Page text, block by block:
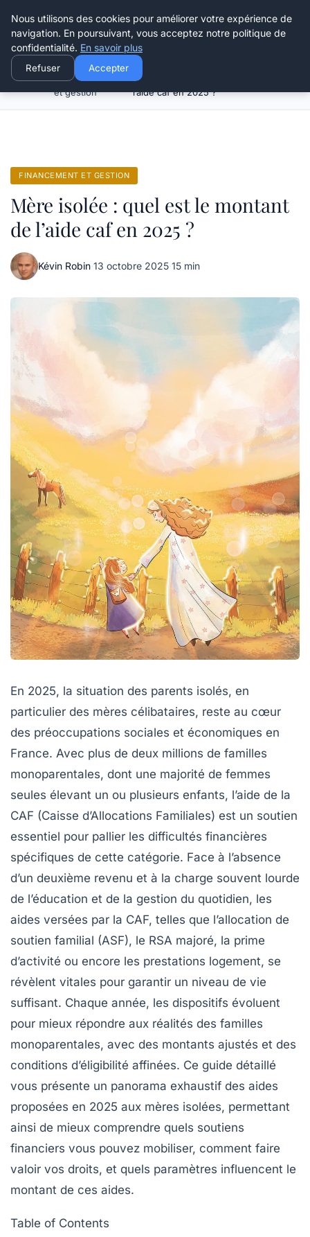
Henry Panky
Financement
et gestion
Mère isolée : quel est le montant de
l’aide caf en 2025 ?
FINANCEMENT ET GESTION
Mère isolée : quel est le montant
de l’aide caf en 2025 ?
Kévin Robin·13 octobre 2025·15 min
En 2025, la situation des parents isolés, en
particulier des mères célibataires, reste au cœur
des préoccupations sociales et économiques en
France. Avec plus de deux millions de familles
monoparentales, dont une majorité de femmes
seules élevant un ou plusieurs enfants, l’aide de la
CAF (Caisse d’Allocations Familiales) est un soutien
essentiel pour pallier les difficultés financières
spécifiques de cette catégorie. Face à l’absence
d’un deuxième revenu et à la charge souvent lourde
de l’éducation et de la gestion du quotidien, les
aides versées par la CAF, telles que l’allocation de
soutien familial (ASF), le RSA majoré, la prime
d’activité ou encore les prestations logement, se
révèlent vitales pour garantir un niveau de vie
suffisant. Chaque année, les dispositifs évoluent
pour mieux répondre aux réalités des familles
monoparentales, avec des montants ajustés et des
conditions d’éligibilité affinées. Ce guide détaillé
vous présente un panorama exhaustif des aides
proposées en 2025 aux mères isolées, permettant
ainsi de mieux comprendre quels soutiens
financiers vous pouvez mobiliser, comment faire
valoir vos droits, et quels paramètres influencent le
montant de ces aides.
Table of Contents
Nous utilisons des cookies pour améliorer votre expérience de
navigation. En poursuivant, vous acceptez notre politique de
confidentialité. En savoir plus
Refuser Accepter